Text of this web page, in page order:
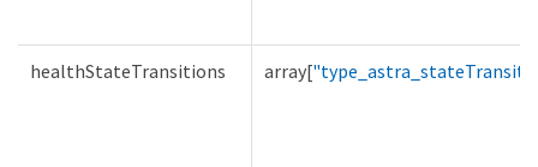
healthStateTransitions array[